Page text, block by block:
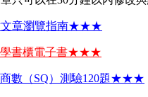
章瀏覽指南★★★
書櫃電子書★★★
數（SQ）測驗120題★★★